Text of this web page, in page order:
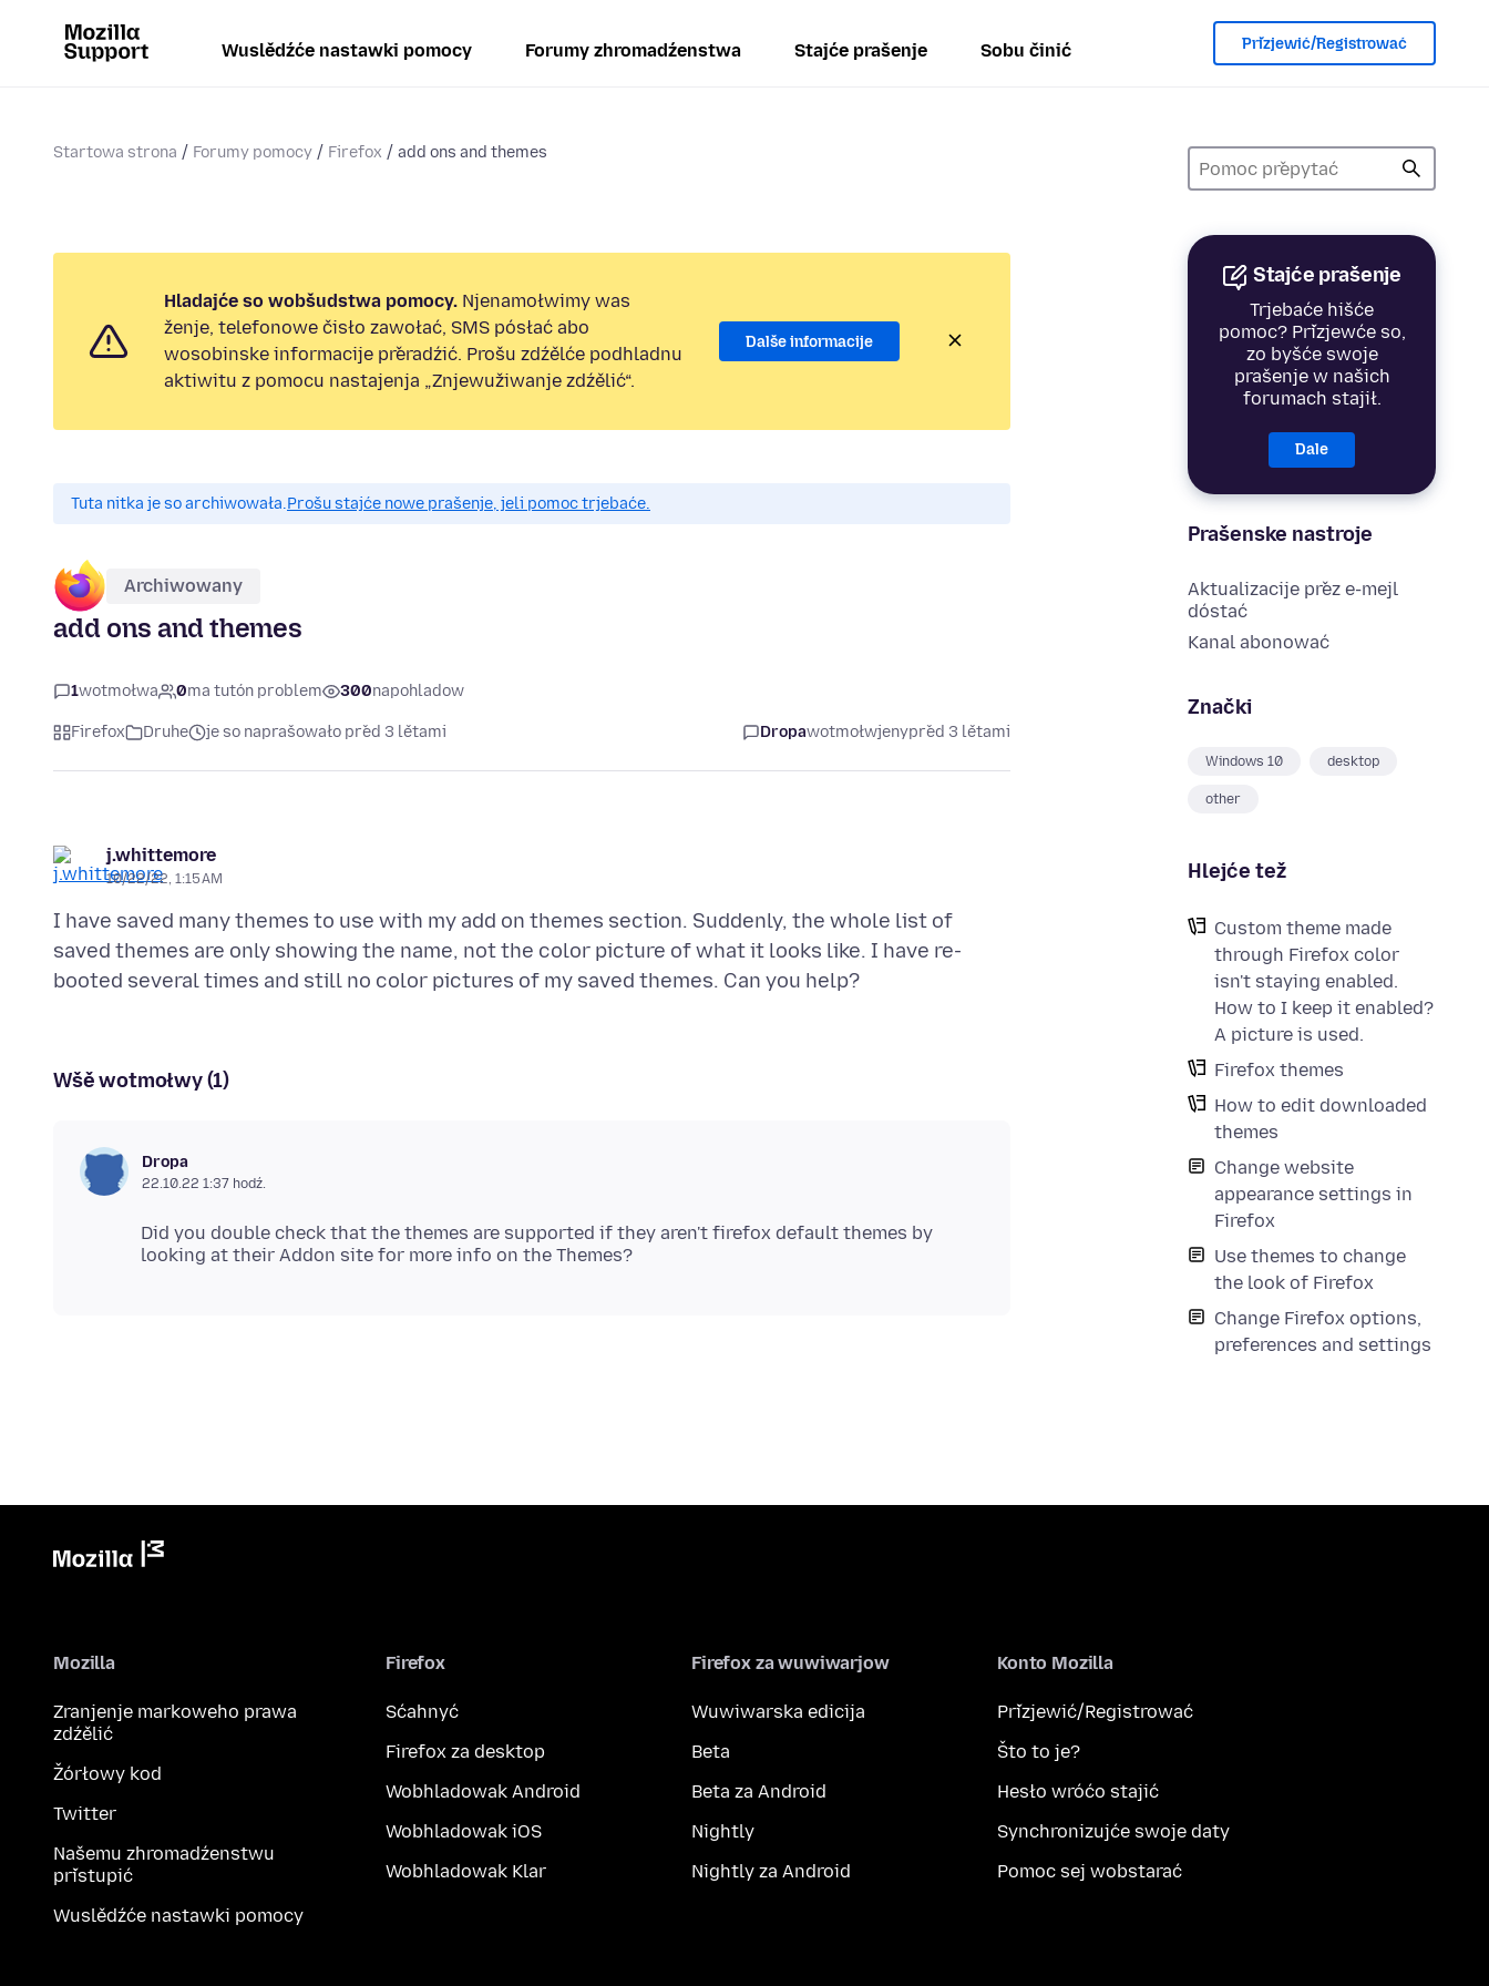
Wuslědźće nastawki pomocy Forumy zhromadźenstwa Stajće prašenje Sobu činić Přizjewić/Registrować
Startowa strona Forumy pomocy Firefox add ons and themes
Stajće prašenje
Trjebaće hišće
pomoc? Přizjewće so,
zo byšće swoje
prašenje w našich
forumach stajił.
Dale
Prašenske nastroje
Aktualizacije přez e-mejl
dóstać
Kanal abonować
Znački
Windows 10 desktop
other
Hlejće tež
Custom theme made
through Firefox color
isn't staying enabled.
How to I keep it enabled?
A picture is used.
Firefox themes
How to edit downloaded
themes
Change website
appearance settings in
Firefox
Use themes to change
the look of Firefox
Change Firefox options,
preferences and settings
Hladajće so wobšudstwa pomocy. Njenamołwimy was
ženje, telefonowe čisło zawołać, SMS pósłać abo
wosobinske informacije přeradźić. Prošu zdźělće podhladnu
aktiwitu z pomocu nastajenja „Znjewužiwanje zdźělić“.
Dalše informacije
Tuta nitka je so archiwowała.Prošu stajće nowe prašenje, jeli pomoc trjebaće.
Archiwowany
add ons and themes
1wotmołwa 0ma tutón problem 300napohladow
Firefox Druhe je so naprašowało před 3 lětami Dropawotmołwjenypřed 3 lětami
j.whittemore
10/22/22, 1:15 AM
I have saved many themes to use with my add on themes section. Suddenly, the whole list of
saved themes are only showing the name, not the color picture of what it looks like. I have re-
Wšě wotmołwy (1)
Dropa
22.10.22 1:37 hodź.
Did you double check that the themes are supported if they aren't firefox default themes by
Mozilla
Zranjenje markoweho prawa
zdźělić
Žórłowy kod
Twitter
Našemu zhromadźenstwu
přistupić
Wuslědźće nastawki pomocy
Firefox
Sćahnyć
Firefox za desktop
Wobhladowak Android
Wobhladowak iOS
Wobhladowak Klar
Firefox za wuwiwarjow
Wuwiwarska edicija
Beta
Beta za Android
Nightly
Nightly za Android
Konto Mozilla
Přizjewić/Registrować
Što to je?
Hesło wróćo stajić
Synchronizujće swoje daty
Pomoc sej wobstarać